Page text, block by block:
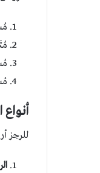
للرجز